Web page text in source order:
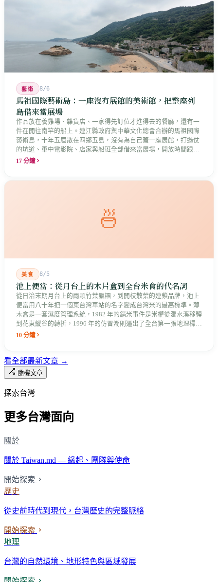
藝術 8/6
馬祖國際藝術島：一座沒有展館的美術館，把整座列
島借來當展場
作品放在養雞場、雜貨店、一家得先訂位才進得去的餐廳，還有一
件在開往南竿的船上。連江縣政府與中華文化總會合辦的馬祖國際
藝術島，十年五屆散在四鄉五島，沒有為自己蓋一座展館，打過仗
的坑道、軍中電影院、店家與船班全部借來當展場，開放時間跟著
店家走。這是縣長說的「島嶼博物館」最具體的樣子，而那些借來
17 分鐘
🍜
美食 8/5
池上便當：從月台上的木片盒到全台米食的代名詞
從日治末期月台上的兩顆竹葉飯糰，到開枝散葉的連鎖品牌，池上
便當用八十年把一個東台灣車站的名字變成台灣米的最高標準。薄
木盒是一套濕度管理系統，1982 年的鎘米事件是米權從濁水溪移轉
到花東縱谷的轉折，1996 年的仿冒潮則逼出了全台第一張地理標誌
證明標章。
10 分鐘
看全部最新文章 →
隨機文章
探索台灣
更多台灣面向
關於
關於 Taiwan.md — 緣起、團隊與使命
開始探索
歷史
從史前時代到現代，台灣歷史的完整脈絡
開始探索
地理
台灣的自然環境、地形特色與區域發展